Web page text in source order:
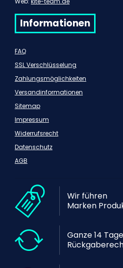
Informationen
FAQ
SSL Verschlüsselung
Zahlungsmöglichkeiten
Versandinformationen
Sitemap
Impressum
Widerrufsrecht
Datenschutz
AGB
Wir führen
Marken
Ganze 14 Tage